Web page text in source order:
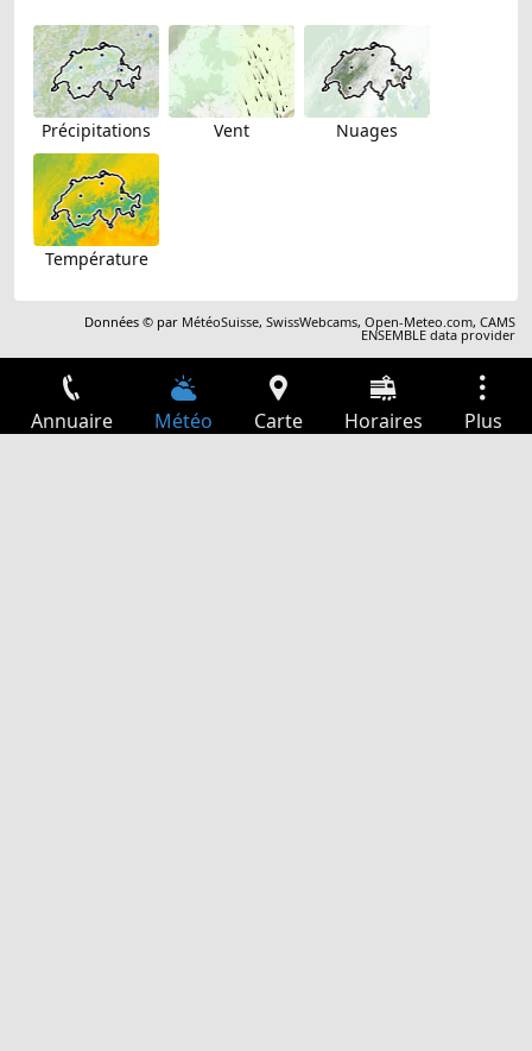
Précipitations Vent Nuages
Température
Données © par MétéoSuisse,SwissWebcams,Open-Meteo.com,CAMS
ENSEMBLE data provider
Annuaire Météo Carte Horaires Plus